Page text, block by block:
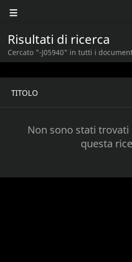
Risultati di ricerca
Cercato "-J05940" in tutti i
TITOLO
Non sono stati
questa